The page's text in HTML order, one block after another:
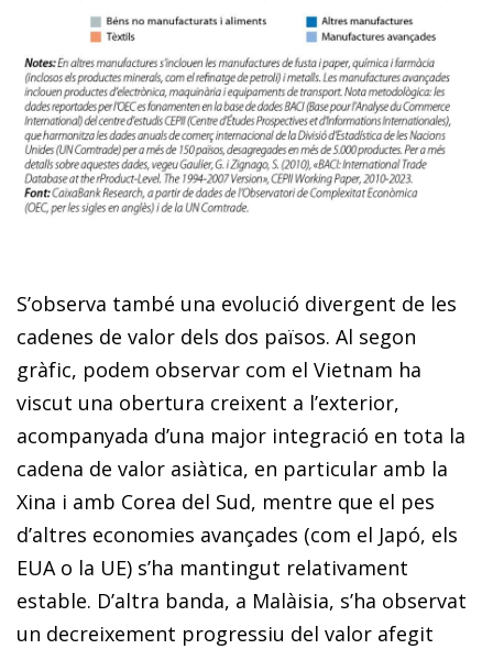
S’observa també una evolució divergent de les
cadenes de valor dels dos països. Al segon
gràfic, podem observar com el Vietnam ha
viscut una obertura creixent a l’exterior,
acompanyada d’una major integració en tota la
cadena de valor asiàtica, en particular amb la
Xina i amb Corea del Sud, mentre que el pes
d’altres economies avançades (com el Japó, els
EUA o la UE) s’ha mantingut relativament
estable. D’altra banda, a Malàisia, s’ha observat
un decreixement progressiu del valor afegit